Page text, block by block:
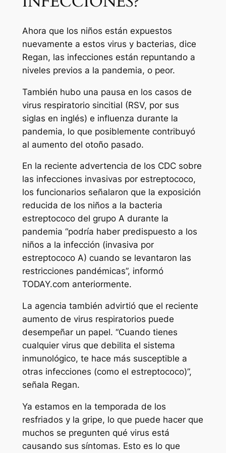
Ahora que los niños están expuestos
nuevamente a estos virus y bacterias, dice
Regan, las infecciones están repuntando a
niveles previos a la pandemia, o peor.
También hubo una pausa en los casos de
virus respiratorio sincitial (RSV, por sus
siglas en inglés) e influenza durante la
pandemia, lo que posiblemente contribuyó
al aumento del otoño pasado.
En la reciente advertencia de los CDC sobre
las infecciones invasivas por estreptococo,
los funcionarios señalaron que la exposición
reducida de los niños a la bacteria
estreptococo del grupo A durante la
pandemia “podría haber predispuesto a los
niños a la infección (invasiva por
estreptococo A) cuando se levantaron las
restricciones pandémicas”, informó
TODAY.com anteriormente.
La agencia también advirtió que el reciente
aumento de virus respiratorios puede
desempeñar un papel. “Cuando tienes
cualquier virus que debilita el sistema
inmunológico, te hace más susceptible a
otras infecciones (como el estreptococo)”,
señala Regan.
Ya estamos en la temporada de los
resfriados y la gripe, lo que puede hacer que
muchos se pregunten qué virus está
causando sus síntomas. Esto es lo que